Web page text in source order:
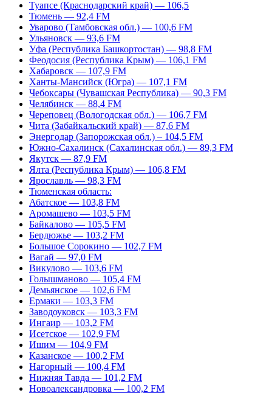
Туапсе (Краснодарский край) — 106,5
Тюмень — 92,4 FM
Уварово (Тамбовская обл.) — 100,6 FM
Ульяновск — 93,6 FM
Уфа (Республика Башкортостан) — 98,8 FM
Феодосия (Республика Крым) — 106,1 FM
Хабаровск — 107,9 FM
Ханты-Мансийск (Югра) — 107,1 FM
Чебоксары (Чувашская Республика) — 90,3 FM
Челябинск — 88,4 FM
Череповец (Вологодская обл.) — 106,7 FM
Чита (Забайкальский край) — 87,6 FM
Энергодар (Запорожская обл.) – 104,5 FM
Южно-Сахалинск (Сахалинская обл.) — 89,3 FM
Якутск — 87,9 FM
Ялта (Республика Крым) — 106,8 FM
Ярославль — 98,3 FM
Тюменская область:
Абатское — 103,8 FM
Аромашево — 103,5 FM
Байкалово — 105,5 FM
Бердюжье — 103,2 FM
Большое Сорокино — 102,7 FM
Вагай — 97,0 FM
Викулово — 103,6 FM
Голышманово — 105,4 FM
Демьянское — 102,6 FM
Ермаки — 103,3 FM
Заводоуковск — 103,3 FM
Ингаир — 103,2 FM
Исетское — 102,9 FM
Ишим — 104,9 FM
Казанское — 100,2 FM
Нагорный — 100,4 FM
Нижняя Тавда — 101,2 FM
Новоалександровка — 100,2 FM